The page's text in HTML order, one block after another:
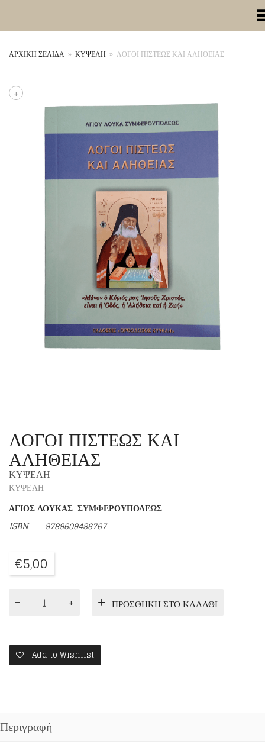
Toggle
ΑΡΧΙΚΉ ΣΕΛΊΔΑ » ΚΥΨΕΛΗ » ΛΟΓΟΙ ΠΙΣΤΕΩΣ ΚΑΙ ΑΛΗΘΕΙΑΣ
+
ΛΟΓΟΙ ΠΙΣΤΕΩΣ ΚΑΙ
ΑΛΗΘΕΙΑΣ
ΚΥΨΕΛΗ
ΚΥΨΕΛΗ
ΑΓΙΟΣ ΛΟΥΚΑΣ ΣΥΜΦΕΡΟΥΠΟΛΕΩΣ
ISBN
9789609486767
€5,00
ΠΙΣΤΕΩΣ
ποσότητα
ΠΡΟΣΘΉΚΗ ΣΤΟ ΚΑΛΆΘΙ
Add to Wishlist
Περιγραφή